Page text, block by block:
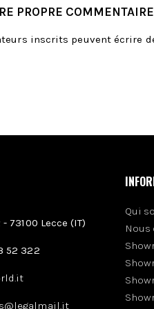
PROPRE COMMENTAIRE
inscrits peuvent écrire
73100 Lecce (IT)
52 322
Qui